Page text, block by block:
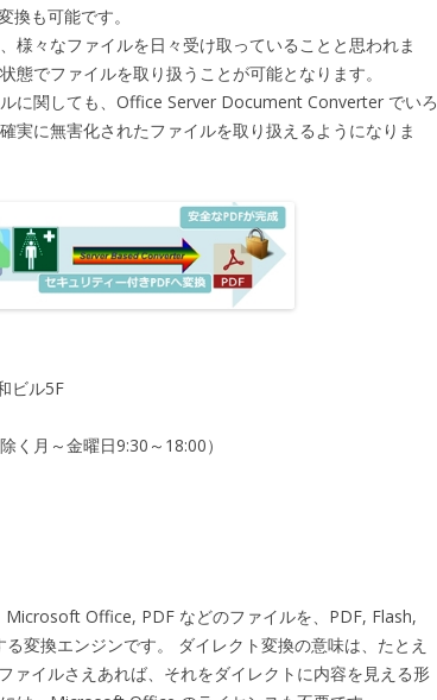
換も可能です。
様々なファイルを日々受け取っていることと思われま
態でファイルを取り扱うことが可能となります。
に関しても、Office Server Document Converter でいろ
実に無害化されたファイルを取り扱えるようになりま
ビル5F
月～金曜日9:30～18:00）
Microsoft Office, PDF などのファイルを、PDF, Flash,
変換エンジンです。 ダイレクト変換の意味は、たとえ
イルさえあれば、それをダイレクトに内容を見える形